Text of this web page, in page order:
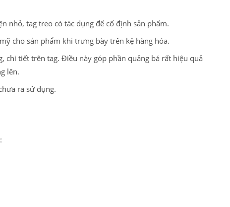
nhỏ, tag treo có tác dụng để cố định sản phẩm.
cho sản phẩm khi trưng bày trên kệ hàng hóa.
tiết trên tag. Điều này góp phần quảng bá rất hiệu quả
lên.
ra sử dụng.